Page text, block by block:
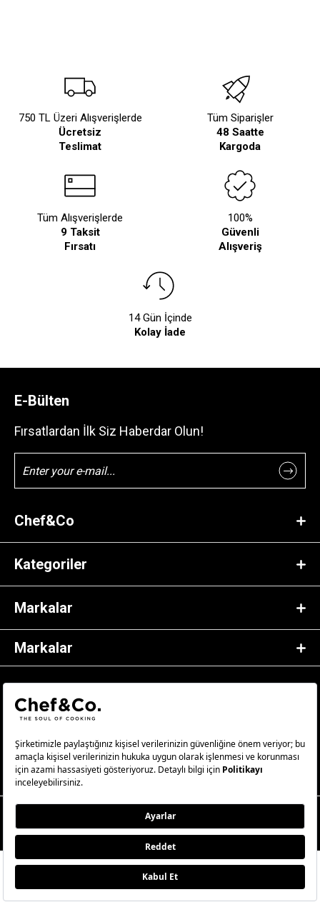
750 TL Üzeri Alışverişlerde
Ücretsiz
Teslimat
Tüm Siparişler
48 Saatte
Kargoda
Tüm Alışverişlerde
9 Taksit
Fırsatı
100%
Güvenli
Alışveriş
14 Gün İçinde
Kolay İade
E-Bülten
Fırsatlardan İlk Siz Haberdar Olun!
Chef&Co
Kategoriler
Markalar
Markalar
© 2023 Chef&Co